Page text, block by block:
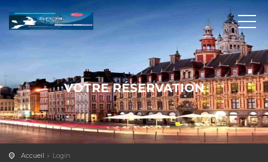
VOTRE RÉSERVATION
Accueil Login